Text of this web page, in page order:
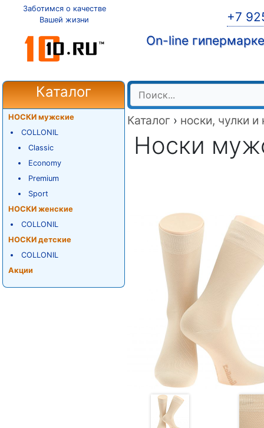
Заботимся о качестве
Вашей жизни
+7
On-line
Каталог
НОСКИ мужские
COLLONIL
Classic
Economy
Premium
Sport
НОСКИ женские
COLLONIL
НОСКИ детские
COLLONIL
Акции
Каталог › носки, чулки и
Носки